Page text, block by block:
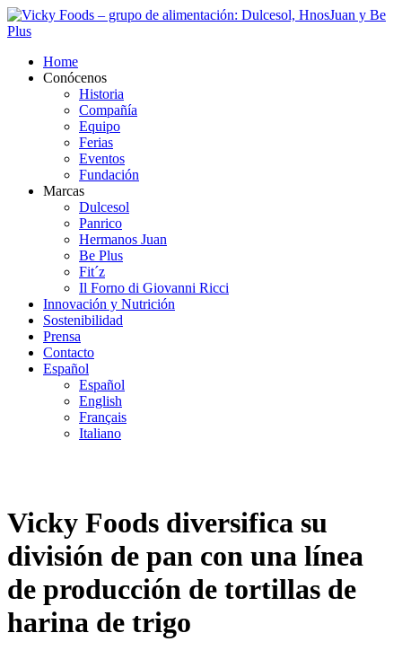
Home
Conócenos
Historia
Compañía
Equipo
Ferias
Eventos
Fundación
Marcas
Dulcesol
Panrico
Hermanos Juan
Be Plus
Fit´z
Il Forno di Giovanni Ricci
Innovación y Nutrición
Sostenibilidad
Prensa
Contacto
Español
Español
English
Français
Italiano
Vicky Foods diversifica su
división de pan con una línea
de producción de tortillas de
harina de trigo